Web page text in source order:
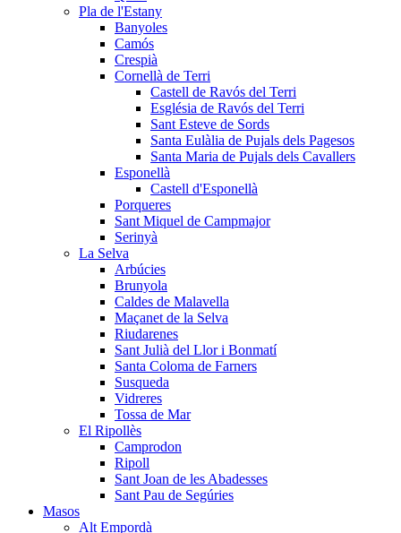
Pla de l'Estany
Banyoles
Camós
Crespià
Cornellà de Terri
Castell de Ravós del Terri
Església de Ravós del Terri
Sant Esteve de Sords
Santa Eulàlia de Pujals dels Pagesos
Santa Maria de Pujals dels Cavallers
Esponellà
Castell d'Esponellà
Porqueres
Sant Miquel de Campmajor
Serinyà
La Selva
Arbúcies
Brunyola
Caldes de Malavella
Maçanet de la Selva
Riudarenes
Sant Julià del Llor i Bonmatí
Santa Coloma de Farners
Susqueda
Vidreres
Tossa de Mar
El Ripollès
Camprodon
Ripoll
Sant Joan de les Abadesses
Sant Pau de Segúries
Masos
Alt Empordà